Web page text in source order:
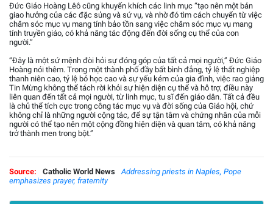
Đức Giáo Hoàng Lêô cũng khuyến khích các linh mục “tạo nên một bản
giao hưởng của các đặc sủng và sứ vụ, và nhờ đó tìm cách chuyển từ việc
chăm sóc mục vụ mang tính bảo tồn sang việc chăm sóc mục vụ mang
tính truyền giáo, có khả năng tác động đến đời sống cụ thể của con
người.”
“Đây là một sứ mệnh đòi hỏi sự đóng góp của tất cả mọi người,” Đức Giáo
Hoàng nói thêm. Trong một thành phố đầy bất bình đẳng, tỷ lệ thất nghiệp
thanh niên cao, tỷ lệ bỏ học cao và sự yếu kém của gia đình, việc rao giảng
Tin Mừng không thể tách rời khỏi sự hiện diện cụ thể và hỗ trợ, điều này
liên quan đến tất cả mọi người, từ linh mục, tu sĩ đến giáo dân. Tất cả đều
là chủ thể tích cực trong công tác mục vụ và đời sống của Giáo hội, chứ
không chỉ là những người cộng tác, để sự tận tâm và chứng nhân của mỗi
người có thể tạo nên một cộng đồng hiện diện và quan tâm, có khả năng
trở thành men trong bột.”
Source: Catholic World News
Addressing priests in Naples, Pope
emphasizes prayer, fraternity